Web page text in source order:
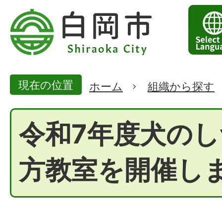
現在の位置 ホーム 組織から探す
令和7年度犬の
方教室を開催し